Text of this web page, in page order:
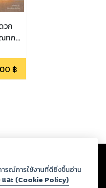
วก
ทก
฿
ต์และปรากฏว่าละเมิดสิทธิใน
ฎหมายและศีลธรรม ดังนั้น ผู้อ่าน
ด้วยตนเอง และหากท่านพบว่าส่วน
รณ์การใช้งานที่ดียิ่งขึ้นอ่าน
ละ (Cookie Policy)